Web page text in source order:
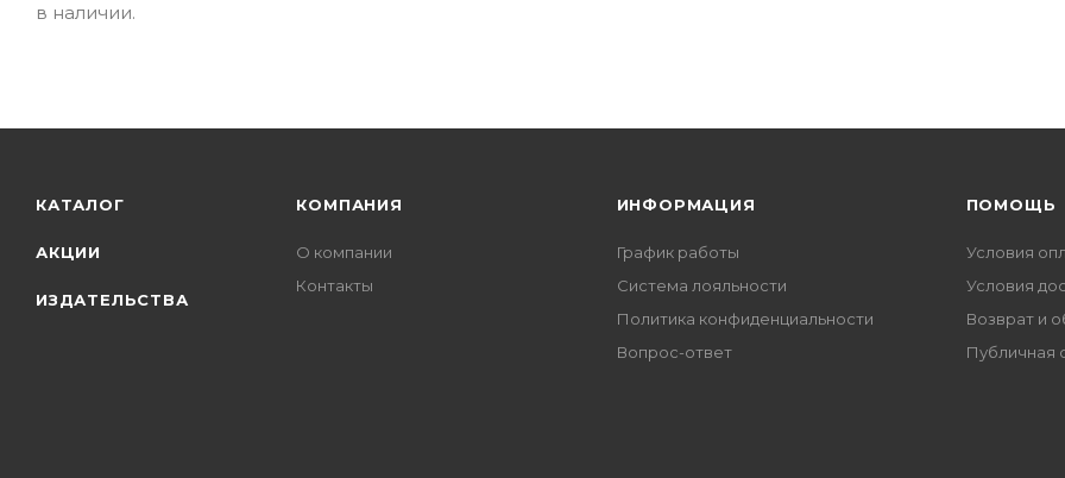
в наличии.
КАТАЛОГ
АКЦИИ
ИЗДАТЕЛЬСТВА
КОМПАНИЯ
О компании
Контакты
ИНФОРМАЦИЯ
График работы
Система лояльности
Политика конфиденциальности
Вопрос-ответ
ПОМОЩЬ
Условия
Условия
Возврат и
Публичная